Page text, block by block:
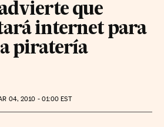
que
internet para
piratería
04, 2010 - 01:00 EST